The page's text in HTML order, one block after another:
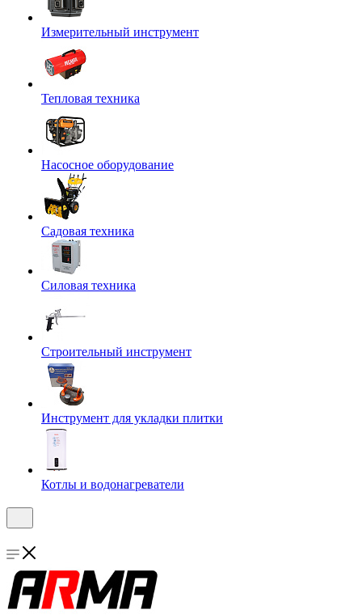
Измерительный инструмент
Тепловая техника
Насосное оборудование
Садовая техника
Силовая техника
Строительный инструмент
Инструмент для укладки плитки
Котлы и водонагреватели